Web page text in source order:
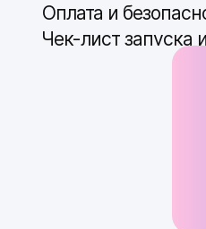
Оплата и
Чек-лист запуска
Настройка доставки